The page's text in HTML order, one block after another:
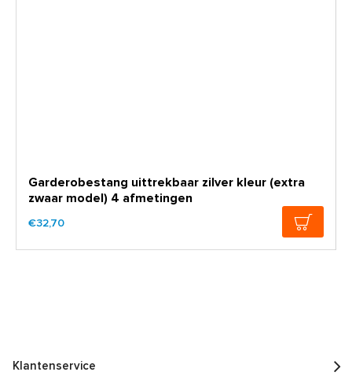
Garderobestang uittrekbaar zilver kleur (extra
zwaar model) 4 afmetingen
€32,70
Klantenservice